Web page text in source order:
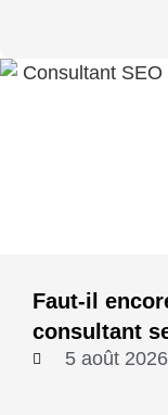
Faut-il
consultant
5 août 2026